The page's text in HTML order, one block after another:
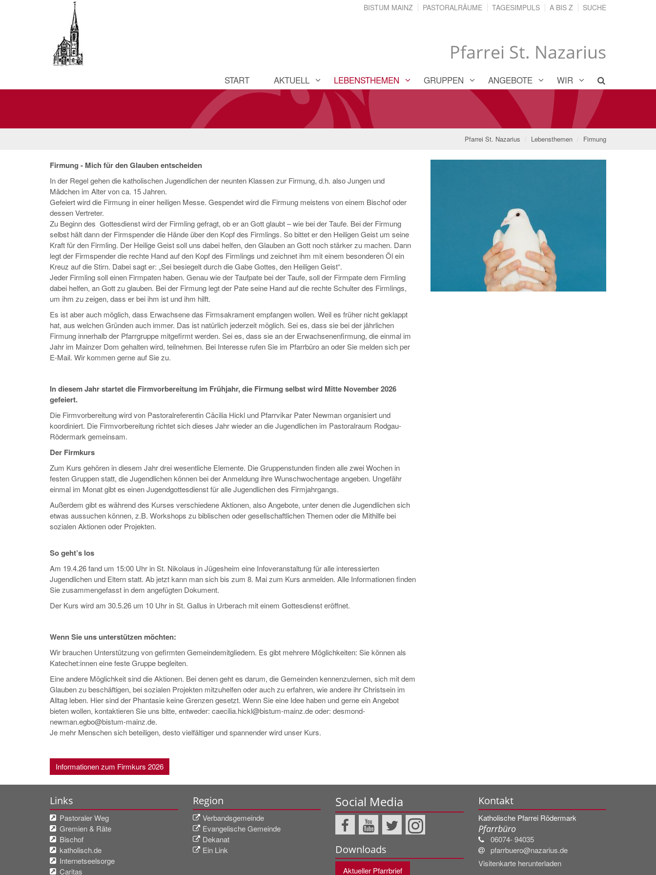
Pfarrei St. Nazarius
BISTUM MAINZ PASTORALRÄUME TAGESIMPULS A BIS Z SUCHE
START AKTUELL LEBENSTHEMEN GRUPPEN ANGEBOTE WIR
Pfarrei St. Nazarius Lebensthemen Firmung
Firmung - Mich für den Glauben entscheiden
In der Regel gehen die katholischen Jugendlichen der neunten Klassen zur Firmung, d.h. also Jungen und
Mädchen im Alter von ca. 15 Jahren.
Gefeiert wird die Firmung in einer heiligen Messe. Gespendet wird die Firmung meistens von einem Bischof oder
dessen Vertreter.
Zu Beginn des Gottesdienst wird der Firmling gefragt, ob er an Gott glaubt – wie bei der Taufe. Bei der Firmung
selbst hält dann der Firmspender die Hände über den Kopf des Firmlings. So bittet er den Heiligen Geist um seine
Kraft für den Firmling. Der Heilige Geist soll uns dabei helfen, den Glauben an Gott noch stärker zu machen. Dann
legt der Firmspender die rechte Hand auf den Kopf des Firmlings und zeichnet ihm mit einem besonderen Öl ein
Kreuz auf die Stirn. Dabei sagt er: „Sei besiegelt durch die Gabe Gottes, den Heiligen Geist“.
Jeder Firmling soll einen Firmpaten haben. Genau wie der Taufpate bei der Taufe, soll der Firmpate dem Firmling
dabei helfen, an Gott zu glauben. Bei der Firmung legt der Pate seine Hand auf die rechte Schulter des Firmlings,
um ihm zu zeigen, dass er bei ihm ist und ihm hilft.
Es ist aber auch möglich, dass Erwachsene das Firmsakrament empfangen wollen. Weil es früher nicht geklappt
hat, aus welchen Gründen auch immer. Das ist natürlich jederzeit möglich. Sei es, dass sie bei der jährlichen
Firmung innerhalb der Pfarrgruppe mitgefirmt werden. Sei es, dass sie an der Erwachsenenfirmung, die einmal im
Jahr im Mainzer Dom gehalten wird, teilnehmen. Bei Interesse rufen Sie im Pfarrbüro an oder Sie melden sich per
E-Mail. Wir kommen gerne auf Sie zu.
In diesem Jahr startet die Firmvorbereitung im Frühjahr, die Firmung selbst wird Mitte November 2026
gefeiert.
Die Firmvorbereitung wird von Pastoralreferentin Cäcilia Hickl und Pfarrvikar Pater Newman organisiert und
koordiniert. Die Firmvorbereitung richtet sich dieses Jahr wieder an die Jugendlichen im Pastoralraum Rodgau-
Rödermark gemeinsam.
Der Firmkurs
Zum Kurs gehören in diesem Jahr drei wesentliche Elemente. Die Gruppenstunden finden alle zwei Wochen in
festen Gruppen statt, die Jugendlichen können bei der Anmeldung ihre Wunschwochentage angeben. Ungefähr
einmal im Monat gibt es einen Jugendgottesdienst für alle Jugendlichen des Firmjahrgangs.
Außerdem gibt es während des Kurses verschiedene Aktionen, also Angebote, unter denen die Jugendlichen sich
etwas aussuchen können, z.B. Workshops zu biblischen oder gesellschaftlichen Themen oder die Mithilfe bei
sozialen Aktionen oder Projekten.
So geht’s los
Am 19.4.26 fand um 15:00 Uhr in St. Nikolaus in Jügesheim eine Infoveranstaltung für alle interessierten
Jugendlichen und Eltern statt. Ab jetzt kann man sich bis zum 8. Mai zum Kurs anmelden. Alle Informationen finden
Sie zusammengefasst in dem angefügten Dokument.
Der Kurs wird am 30.5.26 um 10 Uhr in St. Gallus in Urberach mit einem Gottesdienst eröffnet.
Wenn Sie uns unterstützen möchten:
Wir brauchen Unterstützung von gefirmten Gemeindemitgliedern. Es gibt mehrere Möglichkeiten: Sie können als
Katechet:innen eine feste Gruppe begleiten.
Eine andere Möglichkeit sind die Aktionen. Bei denen geht es darum, die Gemeinden kennenzulernen, sich mit dem
Glauben zu beschäftigen, bei sozialen Projekten mitzuhelfen oder auch zu erfahren, wie andere ihr Christsein im
Alltag leben. Hier sind der Phantasie keine Grenzen gesetzt. Wenn Sie eine Idee haben und gerne ein Angebot
bieten wollen, kontaktieren Sie uns bitte, entweder: caecilia.hickl@bistum-mainz.de oder: desmond-
newman.egbo@bistum-mainz.de.
Je mehr Menschen sich beteiligen, desto vielfältiger und spannender wird unser Kurs.
Informationen zum Firmkurs 2026
Links
Pastoraler Weg
Gremien & Räte
Bischof
katholisch.de
Internetseelsorge
Caritas
Region
Verbandsgemeinde
Evangelische Gemeinde
Dekanat
Ein Link
Social Media
Downloads
Aktueller Pfarrbrief
Kontakt
Katholische Pfarrei Rödermark
Pfarrbüro
06074- 94035
pfarrbuero@nazarius.de
Visitenkarte herunterladen